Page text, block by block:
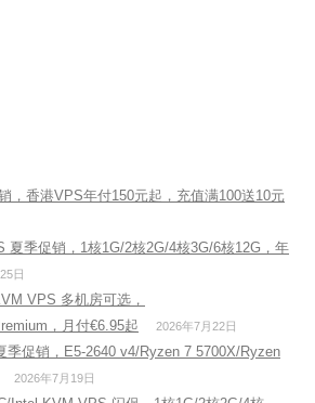
，香港VPS年付150元起，充值满100送10元
夏季促销，1核1G/2核2G/4核3G/6核12G，年
日
VPS 多机房可选，
，月付€6.95起
2026年7月22日
季促销，E5-2640 v4/Ryzen 7 5700X/Ryzen
2026年7月19日